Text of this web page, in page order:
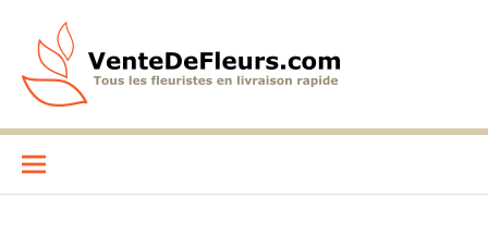
contenu
VenteDeFleurs.com